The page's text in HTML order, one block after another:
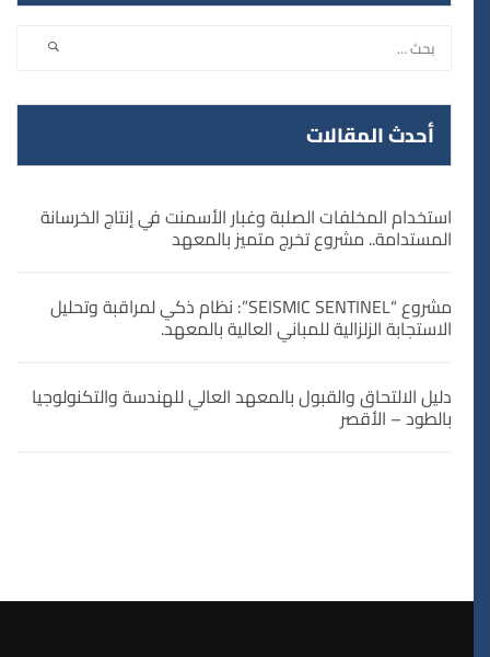
أحدث المقالات
استخدام المخلفات الصلبة وغبار الأسمنت في إنتاج الخرسانة
المستدامة.. مشروع تخرج متميز بالمعهد
مشروع “SEISMIC SENTINEL”: نظام ذكي لمراقبة وتحليل
الاستجابة الزلزالية للمباني العالية بالمعهد.
دليل الالتحاق والقبول بالمعهد العالي للهندسة والتكنولوجيا
بالطود – الأقصر